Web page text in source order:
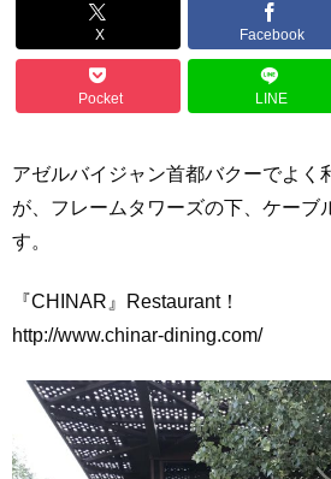
X Facebook
Pocket LINE
アゼルバイジャン首都バクーでよく
が、フレームタワーズの下、ケーブ
す。
『CHINAR』Restaurant！
http://www.chinar-dining.com/